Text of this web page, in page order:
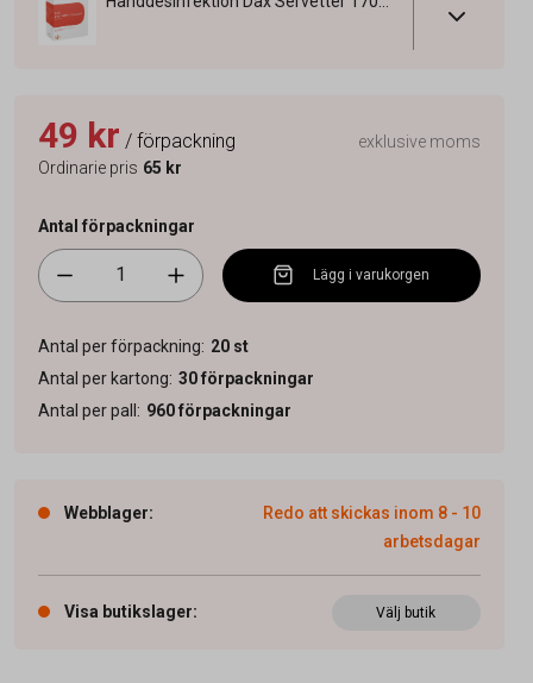
49 kr / förpackning
Ordinarie pris 65 kr
exklusive moms
Antal förpackningar
Lägg i varukorgen
Antal per förpackning: 20 st
Antal per kartong: 30förpackningar
Antal per pall : 960förpackningar
Webblager:
Redo att skickas inom 8 - 10
arbetsdagar
Visa butikslager: Välj butik